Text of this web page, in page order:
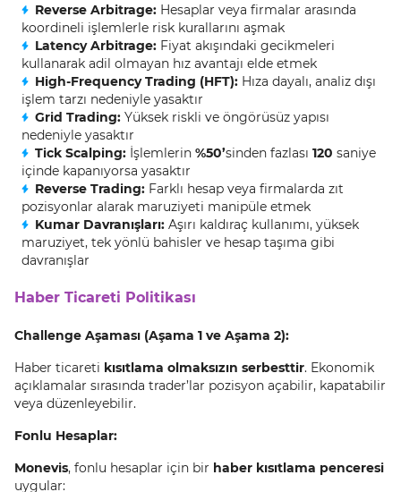
Reverse Arbitrage: Hesaplar veya firmalar arasında
koordineli işlemlerle risk kurallarını aşmak
Latency Arbitrage: Fiyat akışındaki gecikmeleri
kullanarak adil olmayan hız avantajı elde etmek
High-Frequency Trading (HFT): Hıza dayalı, analiz dışı
işlem tarzı nedeniyle yasaktır
Grid Trading: Yüksek riskli ve öngörüsüz yapısı
nedeniyle yasaktır
Tick Scalping: İşlemlerin %50’sinden fazlası 120 saniye
içinde kapanıyorsa yasaktır
Reverse Trading: Farklı hesap veya firmalarda zıt
pozisyonlar alarak maruziyeti manipüle etmek
Kumar Davranışları: Aşırı kaldıraç kullanımı, yüksek
maruziyet, tek yönlü bahisler ve hesap taşıma gibi
davranışlar
Haber Ticareti Politikası
Challenge Aşaması (Aşama 1 ve Aşama 2):
Haber ticareti kısıtlama olmaksızın serbesttir. Ekonomik
açıklamalar sırasında trader’lar pozisyon açabilir, kapatabilir
veya düzenleyebilir.
Fonlu Hesaplar:
Monevis, fonlu hesaplar için bir haber kısıtlama penceresi
uygular: